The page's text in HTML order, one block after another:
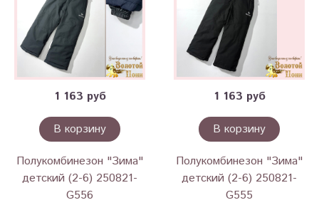
1 163 руб
В корзину
Полукомбинезон "Зима"
детский (2-6) 250821-
G556
1 163 руб
В корзину
Полукомбинезон "Зима"
детский (2-6) 250821-
G555